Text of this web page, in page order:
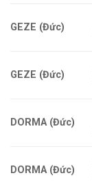
GEZE (Đức)
GEZE (Đức)
DORMA (Đức)
DORMA (Đức)